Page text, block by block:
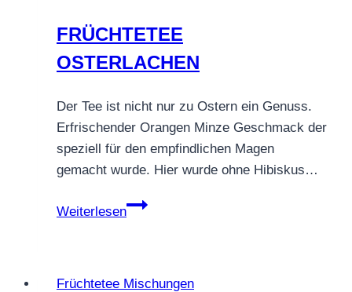
FRÜCHTETEE
OSTERLACHEN
Der Tee ist nicht nur zu Ostern ein Genuss.
Erfrischender Orangen Minze Geschmack der
speziell für den empfindlichen Magen
gemacht wurde. Hier wurde ohne Hibiskus…
Weiterlesen
FRÜCHTETEE
Früchtetee Mischungen